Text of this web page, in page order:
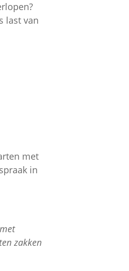
last van
met
in
zakken